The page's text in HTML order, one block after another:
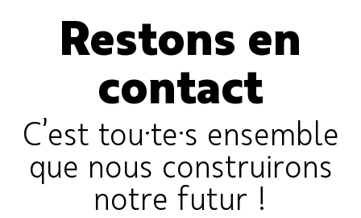
Restons en
contact
C’est tou·te·s ensemble
que nous construirons
notre futur !